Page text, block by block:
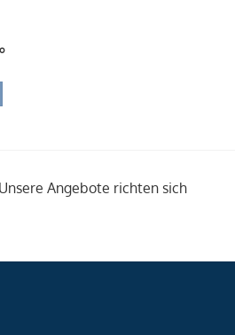
Unsere Angebote richten sich